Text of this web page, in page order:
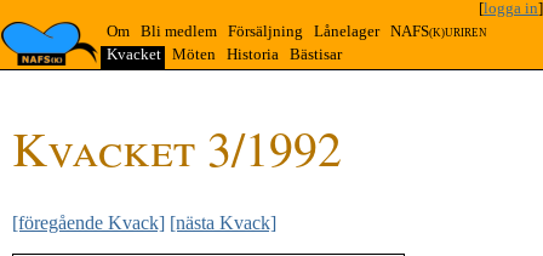
[logga in]
Om
Bli medlem Försäljning Lånelager NAFS(K)URIREN
Kvacket Möten Historia Bästisar
Kvacket 3/1992
[föregående Kvack] [nästa Kvack]